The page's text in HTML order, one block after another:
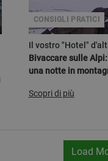
Il vostro "Hotel"
Bivaccare sulle
una notte in
CONSIGLI PRATICI
Scopri di più
Load